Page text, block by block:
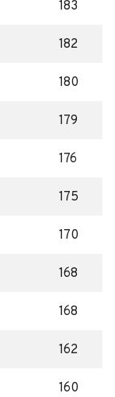
183
182
180
179
176
175
170
168
168
162
160